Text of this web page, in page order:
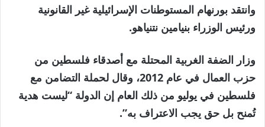
وانتقد بورنهام المستوطنات الإسرائيلية غير القانونية
ورئيس الوزراء بنيامين نتنياهو.
وزار الضفة الغربية المحتلة مع أصدقاء فلسطين من
حزب العمال في عام 2012، وقال لحملة التضامن مع
فلسطين في يوليو من ذلك العام إن الدولة “ليست هدية
تُمنح بل حق يجب الاعتراف به”.